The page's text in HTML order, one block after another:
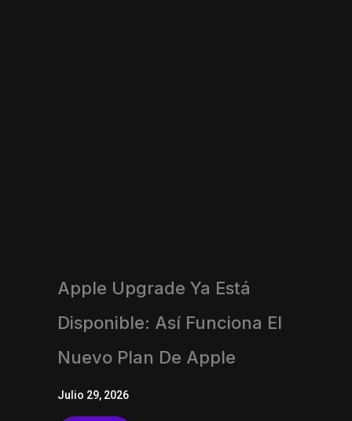
Apple Upgrade Ya Está
Disponible: Así Funciona El
Nuevo Plan De Apple
Julio 29, 2026